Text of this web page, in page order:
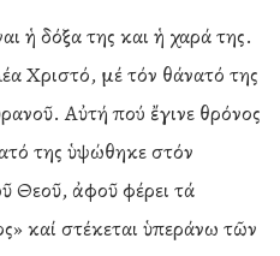
ἡ δόξα της και ἡ χαρά της.
Χριστό, μέ τόν θάνατό της
Αὐτή πού ἔγινε θρόνος
της ὑψώθηκε στόν
Θεοῦ, ἀφοῦ φέρει τά
καί στέκεται ὑπεράνω τῶν